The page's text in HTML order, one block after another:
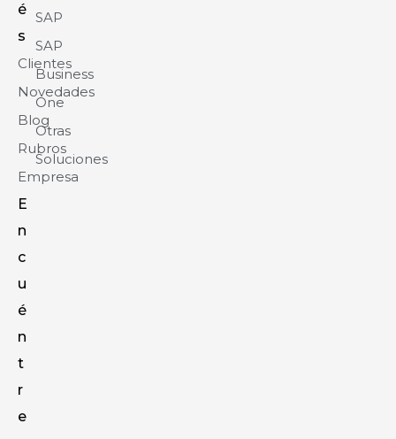
é
s
Clientes
Novedades
Blog
Rubros
Empresa
E
n
c
u
é
n
t
r
e
SAP
SAP
Business
One
Otras
Soluciones